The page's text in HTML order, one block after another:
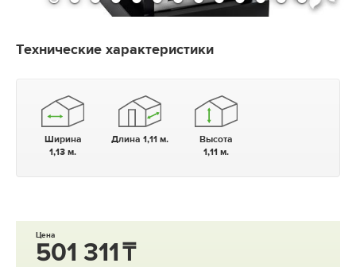
Технические характеристики
Ширина
1,13 м.
Длина 1,11 м.
Высота
1,11 м.
Цена
501 311